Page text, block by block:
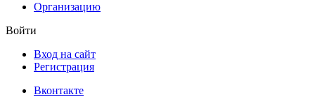
Организацию
Войти
Вход на сайт
Регистрация
Вконтакте